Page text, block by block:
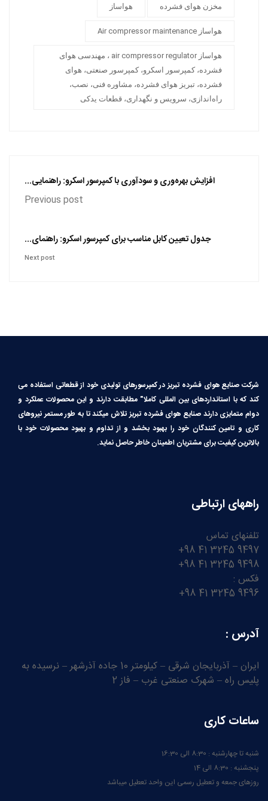
مخزن هوای فشرده هواساز
هواساز Air compressor maintenance
هواساز air compressor regulator ، مهندسی هوای
فشرده، کمپرسور اسکرو، کمپرسور صنعتی، هوای
فشرده، تبریز هوای فشرده، مشاوره فنی، نصب،
راه‌اندازی، سرویس و نگهداری، قطعات یدکی
افزایش بهره‌وری و سودآوری با کمپرسور اسکرو: راهنمایی...
Previous post
جدول تعیین کابل مناسب برای کمپرسور اسکرو: راهنمای...
Next post
شرکت صنایع هوای فشرده تبریز در کمپرسورهای تولیدی خود از قطعاتی استفاده می
کند که با استانداردهای بین المللی کاملا″ مطابقت دارند و این محصولات عملکرد و
دوام متمایزی دارند صنایع هوای فشرده تبریز تلاش میکند تا به طور مستمر نیروهای
کاری و تامین کنندگان خود را بهبود بخشد و از تداوم و بهبود محصولات خود با
بالاترین کیفیت برای مشتریان اطمینان خاطر حاصل نماید.
راههای ارتباطی
تلفنهای تماس
9497 3245 41 98+
9498 3245 41 98+
فکس :
9496 3245 41 98+
آدرس :
ایران – آذربایجان شرقی – کیلومتر 10 جاده آذرشهر – نرسیده به
پلیس راه – شهرک صنعتی غرب – فاز 2
ساعات کاری
شنبه تا چهارشنبه : 8:30 الی 16:30
پنجشنبه : 8:30 الی 14
روزهای جمعه و تعطیل رسمی این واحد تعطیل میباشد